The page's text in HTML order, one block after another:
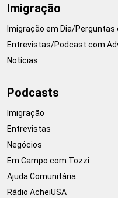
Imigração
Imigração em Dia/
Entrevistas/Podcast com
Notícias
Podcasts
Imigração
Entrevistas
Negócios
Em Campo com Tozzi
Ajuda Comunitária
Rádio AcheiUSA